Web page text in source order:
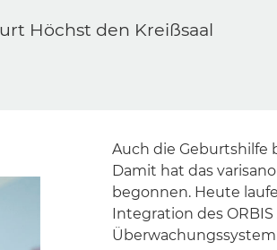
Höchst den Kreißsaal
Auch die Geburtshilfe
Damit hat das
begonnen. Heute
Integration des ORBIS
Überwachungssystem